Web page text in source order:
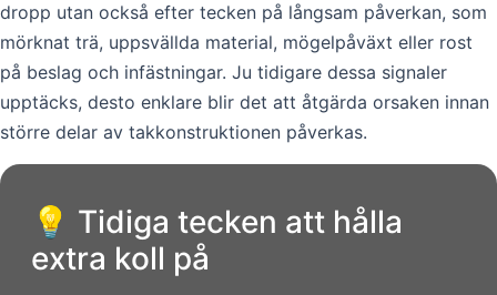
dropp utan också efter tecken på långsam påverkan, som
mörknat trä, uppsvällda material, mögelpåväxt eller rost
på beslag och infästningar. Ju tidigare dessa signaler
upptäcks, desto enklare blir det att åtgärda orsaken innan
större delar av takkonstruktionen påverkas.
💡 Tidiga tecken att hålla
extra koll på